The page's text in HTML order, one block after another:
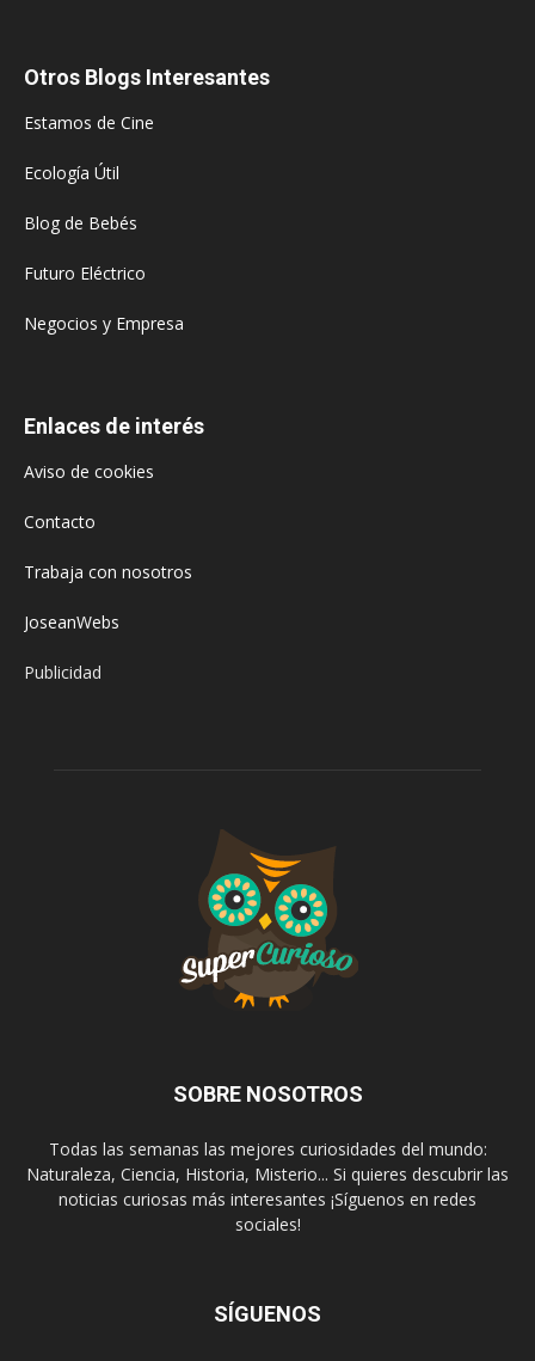
Otros Blogs Interesantes
Estamos de Cine
Ecología Útil
Blog de Bebés
Futuro Eléctrico
Negocios y Empresa
Enlaces de interés
Aviso de cookies
Contacto
Trabaja con nosotros
JoseanWebs
Publicidad
SOBRE NOSOTROS
Todas las semanas las mejores curiosidades del mundo:
Naturaleza, Ciencia, Historia, Misterio... Si quieres descubrir las
noticias curiosas más interesantes ¡Síguenos en redes
sociales!
SÍGUENOS